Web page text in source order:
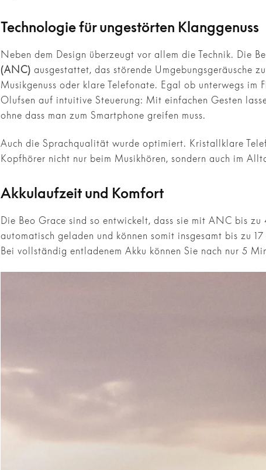
Technologie für ungestörten Klanggenuss
Neben dem Design überzeugt vor allem die Technik. Die
(ANC) ausgestattet, das störende Umgebungsgeräusche
Musikgenuss oder klare Telefonate. Egal ob unterwegs im
Olufsen auf intuitive Steuerung: Mit einfachen Gesten
ohne dass man zum Smartphone greifen muss.
Auch die Sprachqualität wurde optimiert. Kristallklare
Kopfhörer nicht nur beim Musikhören, sondern auch im
Akkulaufzeit und Komfort
Die Beo Grace sind so entwickelt, dass sie mit ANC bis
automatisch geladen und können somit insgesamt bis zu
Bei vollständig entladenem Akku können Sie nach nur 5